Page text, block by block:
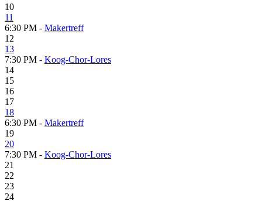
10
11
6:30 PM - Makertreff
12
13
7:30 PM - Koog-Chor-Lores
14
15
16
17
18
6:30 PM - Makertreff
19
20
7:30 PM - Koog-Chor-Lores
21
22
23
24